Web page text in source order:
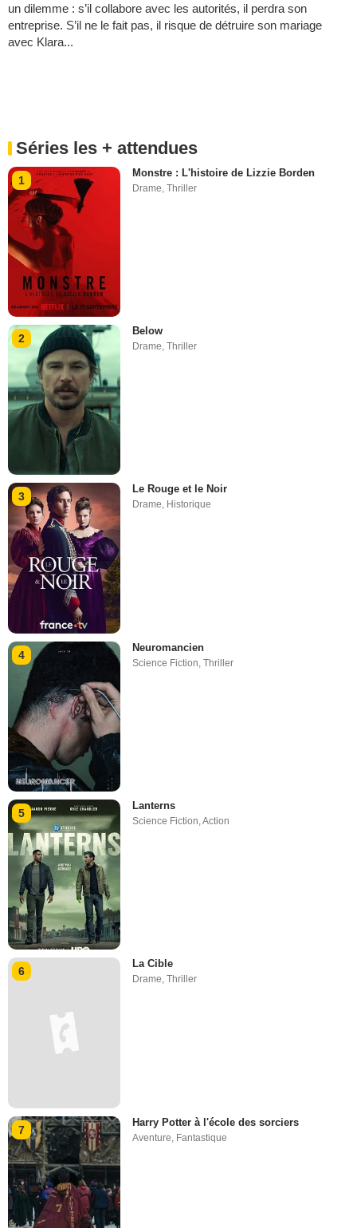
un dilemme : s’il collabore avec les autorités, il perdra son
entreprise. S’il ne le fait pas, il risque de détruire son mariage
avec Klara...
Séries les + attendues
1
Monstre : L'histoire de Lizzie Borden
Drame,Thriller
2
Below
Drame,Thriller
3
Le Rouge et le Noir
Drame, Historique
4
Neuromancien
Science Fiction ,Thriller
5
Lanterns
Science Fiction,Action
6
La Cible
Drame,Thriller
7
Harry Potter à l'école des sorciers
Aventure Fantastique